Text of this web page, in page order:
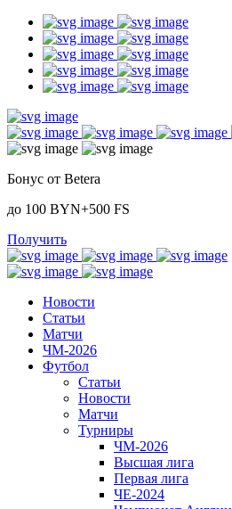
Бонус от Betera
до 100 BYN+500 FS
Получить
Новости
Статьи
Матчи
ЧМ-2026
Футбол
Статьи
Новости
Матчи
Турниры
ЧМ-2026
Высшая лига
Первая лига
ЧЕ-2024